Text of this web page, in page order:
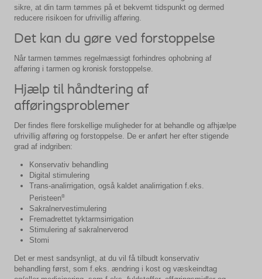
sikre, at din tarm tømmes på et bekvemt tidspunkt og dermed
reducere risikoen for ufrivillig afføring.
Det kan du gøre ved forstoppelse
Når tarmen tømmes regelmæssigt forhindres ophobning af
afføring i tarmen og kronisk forstoppelse.
Hjælp til håndtering af
afføringsproblemer
Der findes flere forskellige muligheder for at behandle og afhjælpe
ufrivillig afføring og forstoppelse. De er anført her efter stigende
grad af indgriben:
Konservativ behandling
Digital stimulering
Trans-analirrigation, også kaldet analirrigation f.eks.
Peristeen®
Sakralnervestimulering
Fremadrettet tyktarmsirrigation
Stimulering af sakralnerverod
Stomi
Det er mest sandsynligt, at du vil få tilbudt konservativ
behandling først, som f.eks. ændring i kost og væskeindtag